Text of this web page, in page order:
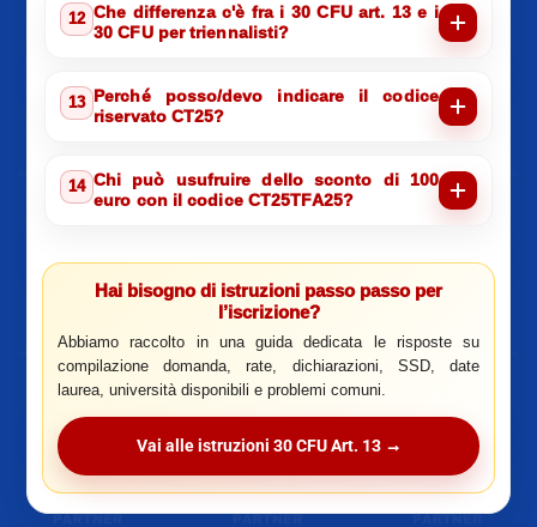
12 Che differenza c'è fra i 30 CFU art. 13 e i
30 CFU per triennalisti?
13 Perché posso/devo indicare il codice
riservato CT25?
14 Chi può usufruire dello sconto di 100
euro con il codice CT25TFA25?
Hai bisogno di istruzioni passo passo per
l’iscrizione?
Abbiamo raccolto in una guida dedicata le risposte su
compilazione domanda, rate, dichiarazioni, SSD, date
laurea, università disponibili e problemi comuni.
Vai alle istruzioni 30 CFU Art. 13 →